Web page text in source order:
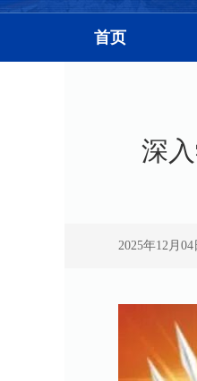
首页
深
2025年12月04